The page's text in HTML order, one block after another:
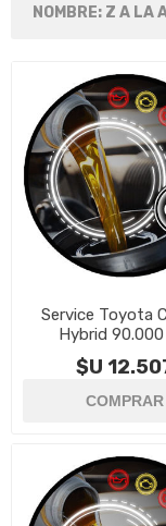
Service Toyota
Hybrid 90.000
$U